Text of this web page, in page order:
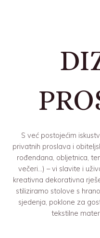
S već postojećim
privatnih proslava i
rođendana, obljetnica,
večeri…) – vi slavite i
kreativna dekorativna
stiliziramo stolove s
sjedenja, poklone za
tekstilne